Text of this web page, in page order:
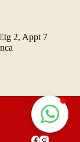
2, Appt 7